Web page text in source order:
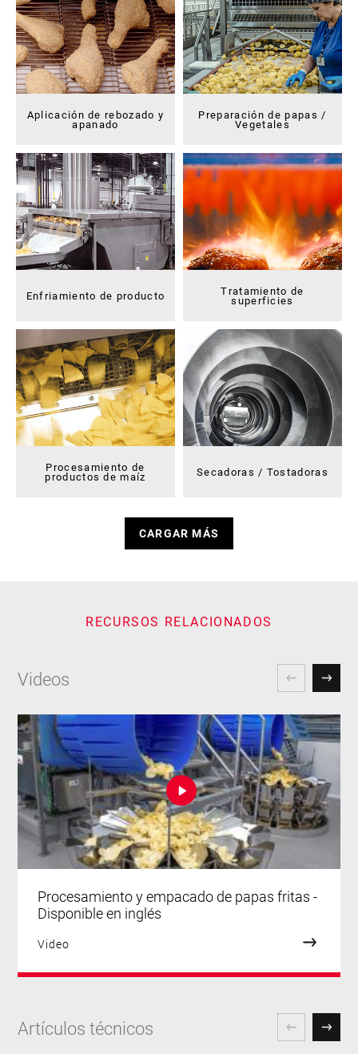
Aplicación de rebozado y
apanado
Preparación de papas /
Vegetales
Enfriamiento de producto Tratamiento de
superficies
Procesamiento de
productos de maíz Secadoras / Tostadoras
CARGAR MÁS
RECURSOS RELACIONADOS
Videos
Procesamiento y empacado de papas fritas -
Disponible en inglés
Video
Artículos técnicos